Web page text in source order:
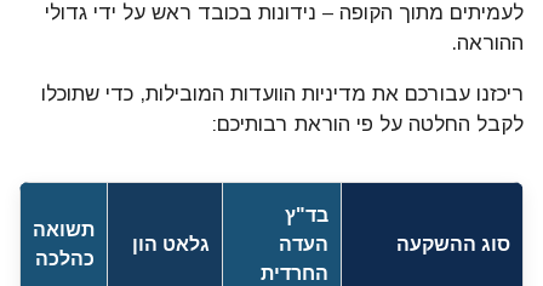
לעמיתים מתוך הקופה – נידונות בכובד ראש על ידי גדולי
ההוראה.
ריכזנו עבורכם את מדיניות הוועדות המובילות, כדי שתוכלו
לקבל החלטה על פי הוראת רבותיכם:
סוג ההשקעה
בד"ץ
העדה
החרדית
גלאט הון
תשואה
כהלכה